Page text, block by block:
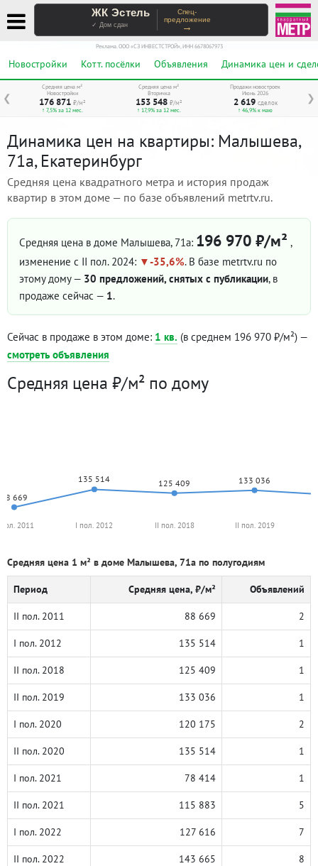
ЖК Эстель
✓ Дом сдан
Спец-
предложение
→
Реклама. ООО «СЗ ИНВЕСТСТРОЙ», ИНН 6678067973
Новостройки Котт. посёлки Объявления Динамика цен и
❮ ❯
Средняя цена м²
Новостройки
176 871 ₽/м²
↑ 7,5% за 12 мес.
Средняя цена м²
Вторичка
153 548 ₽/м²
↑ 17,9% за 12 мес.
Продажи новостроек
Июнь 2026
2 619 сделок
↑ 46,9% к маю
Динамика цен на квартиры: Малышева,
71а, Екатеринбург
Средняя цена квадратного метра и история продаж
квартир в этом доме — по базе объявлений metrtv.ru.
Средняя цена в доме Малышева, 71а: 196 970 ₽/м² ,
изменение с II пол. 2024:
-35,6%. В базе metrtv.ru по
этому дому — 30 предложений, снятых с публикации, в
продаже сейчас — 1.
Сейчас в продаже в этом доме: 1 кв. (в среднем 196 970 ₽/м²) —
смотреть объявления
Средняя цена ₽/м² по дому
88 669
135 514 125 409 133 036
2011 I пол. 2012 II пол. 2018 II пол. 2019
Средняя цена 1 м² в доме Малышева, 71а по полугодиям
Период Средняя цена, ₽/м² Объявлений
II пол. 2011 88 669 2
I пол. 2012 135 514 1
II пол. 2018 125 409 1
II пол. 2019 133 036 1
I пол. 2020 120 175 2
II пол. 2020 135 514 1
I пол. 2021 78 414 1
II пол. 2021 115 883 5
I пол. 2022 127 616 7
II пол. 2022 143 665 8